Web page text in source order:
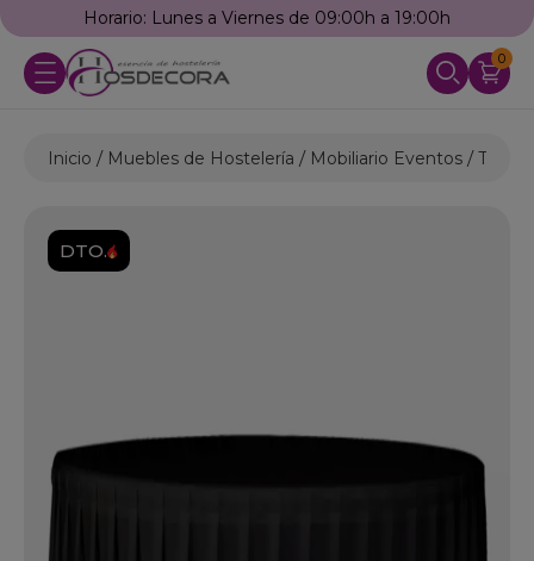
Horario: Lunes a Viernes de 09:00h a 19:00h
0
Inicio Muebles de Hostelería Mobiliario Eventos Textil
DTO.